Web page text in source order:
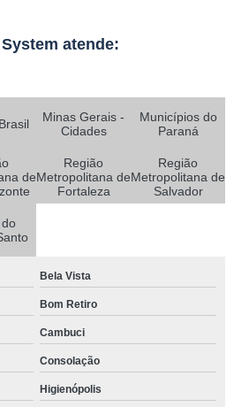
atende:
Minas Gerais -
Cidades
Municípios do
Paraná
de
Região
Metropolitana de
Fortaleza
Região
Metropolitana de
Salvador
Bela Vista
Bom Retiro
Cambuci
Consolação
Higienópolis